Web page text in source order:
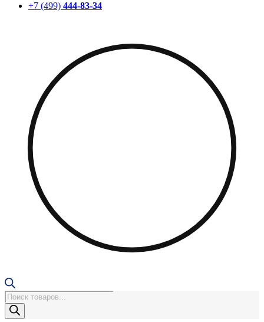
+7 (499) 444-83-34
Поиск
товаров